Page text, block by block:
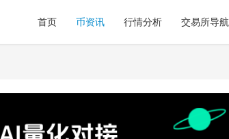
首页 币资讯 行情分析 交易所导航